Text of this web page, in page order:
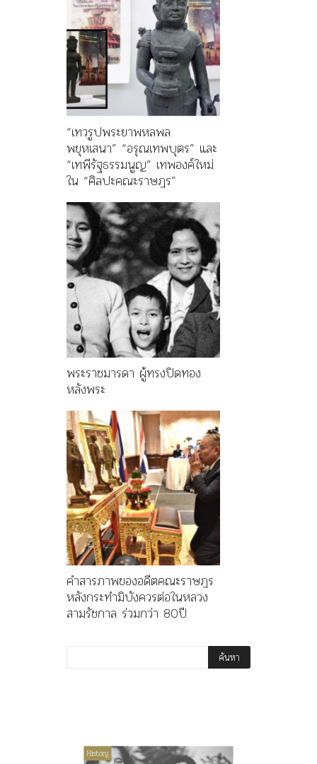
“เทวรูปพระยาพหลพล
พยุหเสนา” “อรุณเทพบุตร” และ
“เทพีรัฐธรรมนูญ” เทพองค์ใหม่
ใน “ศิลปะคณะราษฎร”
พระราชมารดา ผู้ทรงปิดทอง
หลังพระ
คำสารภาพของอดีตคณะราษฎร
หลังกระทำมิบังควรต่อในหลวง
สามรัชกาล ร่วมกว่า 80ปี
History